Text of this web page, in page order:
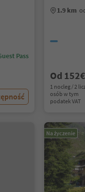
Pass
1.9 km
Od 152€
1 nocleg / 2
osób w tym
podatek VAT
Na życzenie